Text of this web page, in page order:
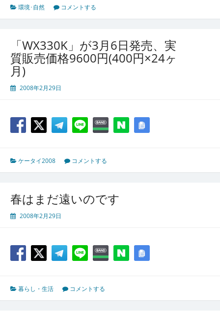
環境･自然 コメントする
「WX330K」が3月6日発売、実
質販売価格9600円(400円×24ヶ
月)
2008年2月29日
ケータイ2008 コメントする
春はまだ遠いのです
2008年2月29日
暮らし・生活 コメントする